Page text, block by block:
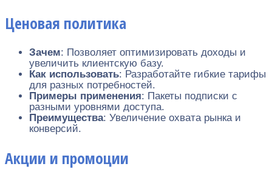
Ценовая политика
Зачем: Позволяет оптимизировать доходы и
увеличить клиентскую базу.
Как использовать: Разработайте гибкие тарифы
для разных потребностей.
Примеры применения: Пакеты подписки с
разными уровнями доступа.
Преимущества: Увеличение охвата рынка и
конверсий.
Акции и промоции